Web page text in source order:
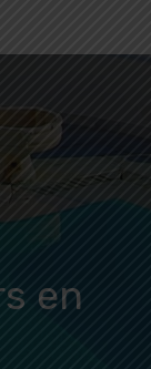
en